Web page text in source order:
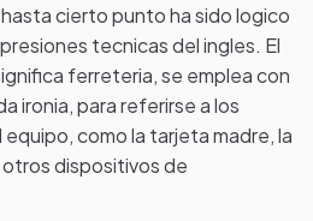
cierto punto ha sido logico
tecnicas del ingles. El
ferreteria, se emplea con
ironia, para referirse a los
como la tarjeta madre, la
dispositivos de